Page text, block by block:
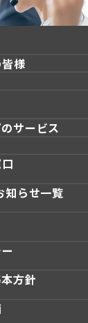
様
サービス
知らせ一覧
方針